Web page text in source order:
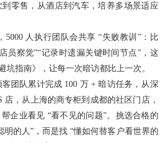
零售，从酒店到汽车，培养多场景适应
5000 人执行团队会共享 “失败教训”：比
员察觉”“记录时遗漏关键时间节点”，这
坑指南》，让每一次暗访都比上一次。
团队累计完成 100 万 + 暗访任务，从深
店，从上海的商专柜到成都的社区门店，
企业看见 “看不见的问题”。挑选合格的
明的人”，而是找 “懂如何替客户看世界的